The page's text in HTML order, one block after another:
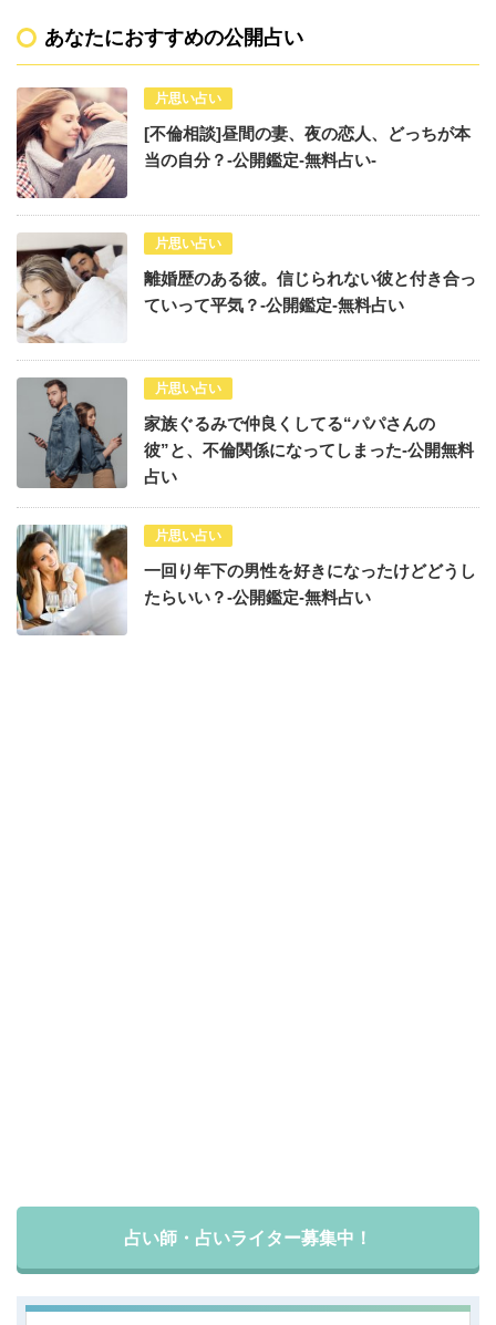
あなたにおすすめの公開占い
片思い占い
[不倫相談]昼間の妻、夜の恋人、どっちが本
当の自分？-公開鑑定-無料占い-
片思い占い
離婚歴のある彼。信じられない彼と付き合っ
ていって平気？-公開鑑定-無料占い
片思い占い
家族ぐるみで仲良くしてる“パパさんの
彼”と、不倫関係になってしまった-公開無料
占い
片思い占い
一回り年下の男性を好きになったけどどうし
たらいい？-公開鑑定-無料占い
占い師・占いライター募集中！